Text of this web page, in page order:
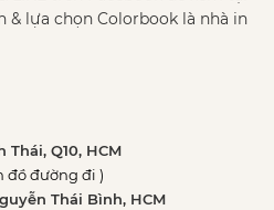
lựa chọn Colorbook là nhà in
Thái, Q10, HCM
đồ đường đi )
Thái Bình, HCM